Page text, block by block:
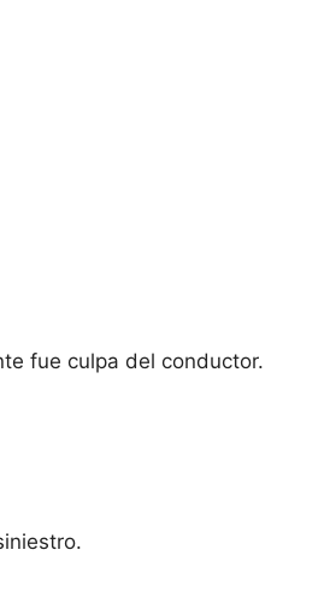
fue culpa del conductor.